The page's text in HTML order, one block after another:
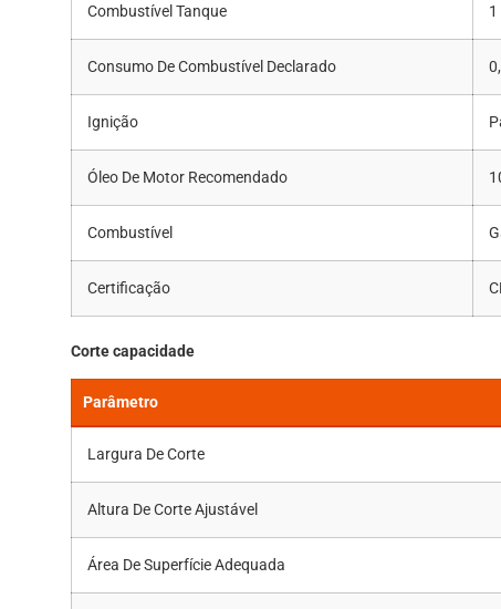
Combustível Tanque
Consumo De Combustível Declarado
Ignição
Óleo De Motor Recomendado
Combustível
Certificação
Corte capacidade
Parâmetro
Largura De Corte
Altura De Corte Ajustável
Área De Superfície Adequada